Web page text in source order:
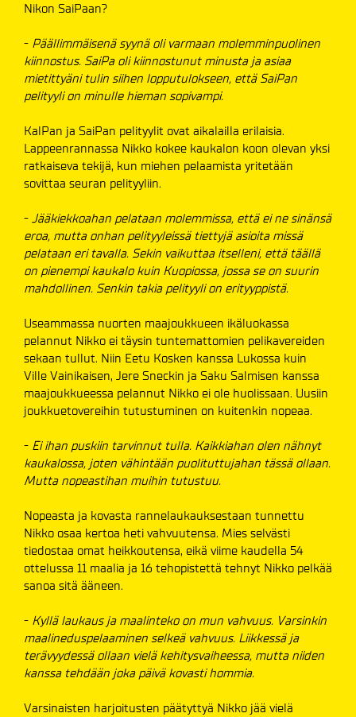
Nikon SaiPaan?
- Päällimmäisenä syynä oli varmaan molemminpuolinen
kiinnostus. SaiPa oli kiinnostunut minusta ja asiaa
mietittyäni tulin siihen lopputulokseen, että SaiPan
pelityyli on minulle hieman sopivampi.
KalPan ja SaiPan pelityylit ovat aikalailla erilaisia.
Lappeenrannassa Nikko kokee kaukalon koon olevan yksi
ratkaiseva tekijä, kun miehen pelaamista yritetään
sovittaa seuran pelityyliin.
- Jääkiekkoahan pelataan molemmissa, että ei ne sinänsä
eroa, mutta onhan pelityyleissä tiettyjä asioita missä
pelataan eri tavalla. Sekin vaikuttaa itselleni, että täällä
on pienempi kaukalo kuin Kuopiossa, jossa se on suurin
mahdollinen. Senkin takia pelityyli on erityyppistä.
Useammassa nuorten maajoukkueen ikäluokassa
pelannut Nikko ei täysin tuntemattomien pelikavereiden
sekaan tullut. Niin Eetu Kosken kanssa Lukossa kuin
Ville Vainikaisen, Jere Sneckin ja Saku Salmisen kanssa
maajoukkueessa pelannut Nikko ei ole huolissaan. Uusiin
joukkuetovereihin tutustuminen on kuitenkin nopeaa.
- Ei ihan puskiin tarvinnut tulla. Kaikkiahan olen nähnyt
kaukalossa, joten vähintään puolituttujahan tässä ollaan.
Mutta nopeastihan muihin tutustuu.
Nopeasta ja kovasta rannelaukauksestaan tunnettu
Nikko osaa kertoa heti vahvuutensa. Mies selvästi
tiedostaa omat heikkoutensa, eikä viime kaudella 54
ottelussa 11 maalia ja 16 tehopistettä tehnyt Nikko pelkää
sanoa sitä ääneen.
- Kyllä laukaus ja maalinteko on mun vahvuus. Varsinkin
maalineduspelaaminen selkeä vahvuus. Liikkessä ja
terävyydessä ollaan vielä kehitysvaiheessa, mutta niiden
kanssa tehdään joka päivä kovasti hommia.
Varsinaisten harjoitusten päätyttyä Nikko jää vielä